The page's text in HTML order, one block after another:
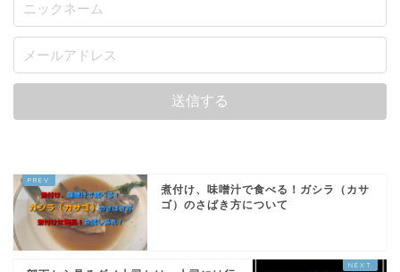
煮付け、味噌汁で食べる！ガシラ（カサ
ゴ）のさばき方について